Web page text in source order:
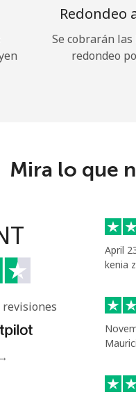
Redondeo
Se cobrarán
redondeo
Mira lo que
revisiones
April
kenia